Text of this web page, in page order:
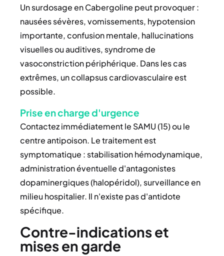
Un surdosage en Cabergoline peut provoquer :
nausées sévères, vomissements, hypotension
importante, confusion mentale, hallucinations
visuelles ou auditives, syndrome de
vasoconstriction périphérique. Dans les cas
extrêmes, un collapsus cardiovasculaire est
possible.
Prise en charge d'urgence
Contactez immédiatement le SAMU (15) ou le
centre antipoison. Le traitement est
symptomatique : stabilisation hémodynamique,
administration éventuelle d'antagonistes
dopaminergiques (halopéridol), surveillance en
milieu hospitalier. Il n'existe pas d'antidote
spécifique.
Contre-indications et
mises en garde